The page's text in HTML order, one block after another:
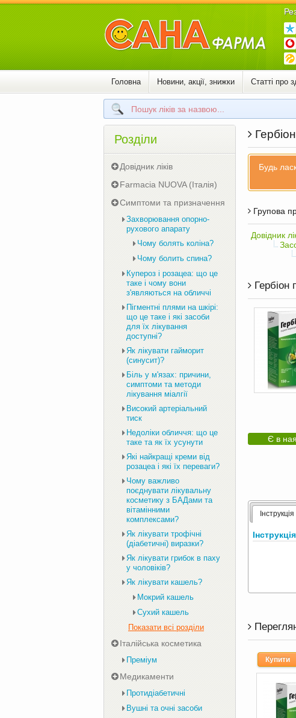
Головна Новини, акції, знижки Статті про
Будь
Групова
Довідник
Є в
Інструкція
Купити
Розділи
Довідник ліків
Farmacia NUOVA (Італія)
Симптоми та призначення
Захворювання опорно-
рухового апарату
Чому болять коліна?
Чому болить спина?
Купероз і розацеа: що це
таке і чому вони
з'являються на обличчі
Пігментні плями на шкірі:
що це таке і які засоби
для їх лікування
доступні?
Як лікувати гайморит
(синусит)?
Біль у м'язах: причини,
симптоми та методи
лікування міалгії
Високий артеріальний
тиск
Недоліки обличчя: що це
таке та як їх усунути
Які найкращі креми від
розацеа і які їх переваги?
Чому важливо
поєднувати лікувальну
косметику з БАДами та
вітамінними
комплексами?
Як лікувати трофічні
(діабетичні) виразки?
Як лікувати грибок в паху
у чоловіків?
Як лікувати кашель?
Мокрий кашель
Сухий кашель
Показати всі розділи
Італійська косметика
Преміум
Медикаменти
Протидіабетичні
Вушні та очні засоби